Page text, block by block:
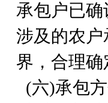
承包户已
涉及的农
界，合理
(六)承包